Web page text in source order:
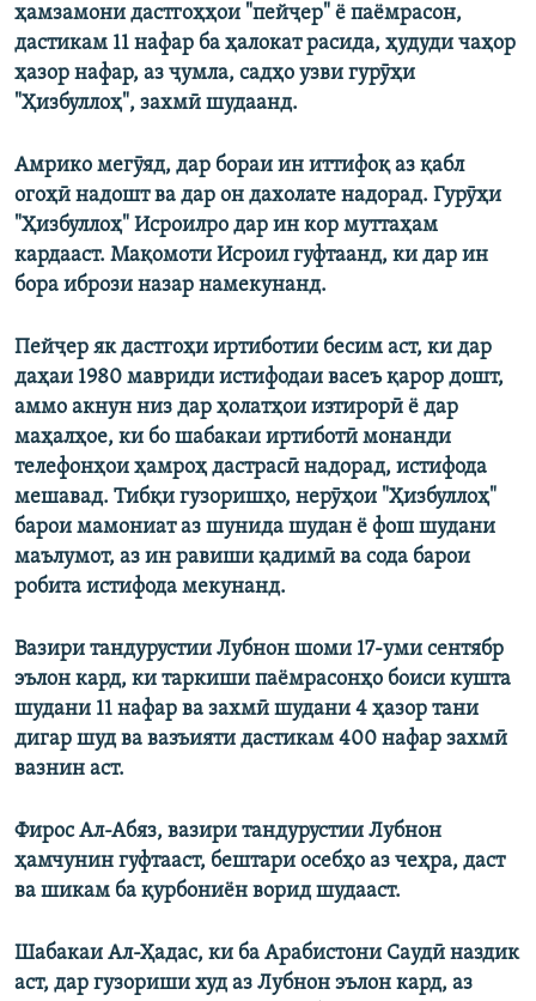
ҳамзамони дастгоҳҳои "пейҷер" ё паёмрасон,
дастикам 11 нафар ба ҳалокат расида, ҳудуди чаҳор
ҳазор нафар, аз ҷумла, садҳо узви гурӯҳи
"Ҳизбуллоҳ", захмӣ шудаанд.
Амрико мегӯяд, дар бораи ин иттифоқ аз қабл
огоҳӣ надошт ва дар он дахолате надорад. Гурӯҳи
"Ҳизбуллоҳ" Исроилро дар ин кор муттаҳам
кардааст. Мақомоти Исроил гуфтаанд, ки дар ин
бора ибрози назар намекунанд.
Пейҷер як дастгоҳи иртиботии бесим аст, ки дар
даҳаи 1980 мавриди истифодаи васеъ қарор дошт,
аммо акнун низ дар ҳолатҳои изтирорӣ ё дар
маҳалҳое, ки бо шабакаи иртиботӣ монанди
телефонҳои ҳамроҳ дастрасӣ надорад, истифода
мешавад. Тибқи гузоришҳо, нерӯҳои "Ҳизбуллоҳ"
барои мамониат аз шунида шудан ё фош шудани
маълумот, аз ин равиши қадимӣ ва сода барои
робита истифода мекунанд.
Вазири тандурустии Лубнон шоми 17-уми сентябр
эълон кард, ки таркиши паёмрасонҳо боиси кушта
шудани 11 нафар ва захмӣ шудани 4 ҳазор тани
дигар шуд ва вазъияти дастикам 400 нафар захмӣ
вазнин аст.
Фирос Ал-Абяз, вазири тандурустии Лубнон
ҳамчунин гуфтааст, бештари осебҳо аз чеҳра, даст
ва шикам ба қурбониён ворид шудааст.
Шабакаи Ал-Ҳадас, ки ба Арабистони Саудӣ наздик
аст, дар гузориши худ аз Лубнон эълон кард, аз